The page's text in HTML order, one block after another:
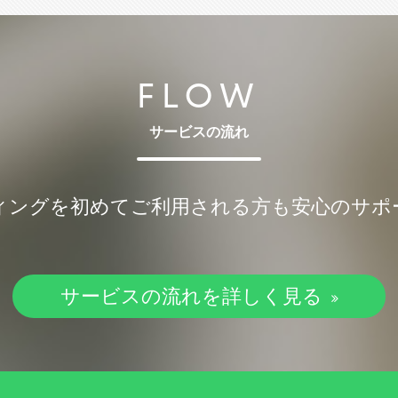
FLOW
サービスの流れ
ングを初めてご利用される方も安心のサポ
サービスの流れを詳しく見る